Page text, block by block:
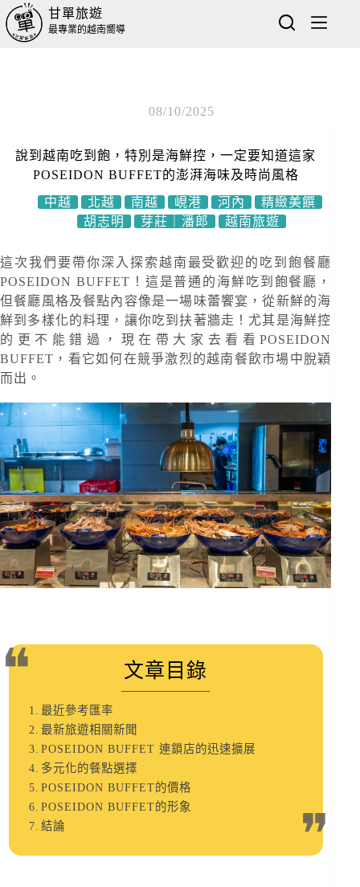
甘單旅遊
最專業的越南嚮導
08/10/2025
說到越南吃到飽，特別是海鮮控，一定要知道這家
POSEIDON BUFFET的澎湃海味及時尚風格
中越
北越 南越 峴港 河內
精緻美饌
胡志明
芽莊｜潘郎 越南旅遊
這次我們要帶你深入探索越南最受歡迎的吃到飽餐廳
POSEIDON BUFFET！這是普通的海鮮吃到飽餐廳，
但餐廳風格及餐點內容像是一場味蕾饗宴，從新鮮的海
鮮到多樣化的料理，讓你吃到扶著牆走！尤其是海鮮控
的更不能錯過，現在帶大家去看看POSEIDON
BUFFET，看它如何在競爭激烈的越南餐飲市場中脫穎
而出。
文章目錄
最近參考匯率
最新旅遊相關新聞
POSEIDON BUFFET 連鎖店的迅速擴展
多元化的餐點選擇
POSEIDON BUFFET的價格
POSEIDON BUFFET的形象
結論